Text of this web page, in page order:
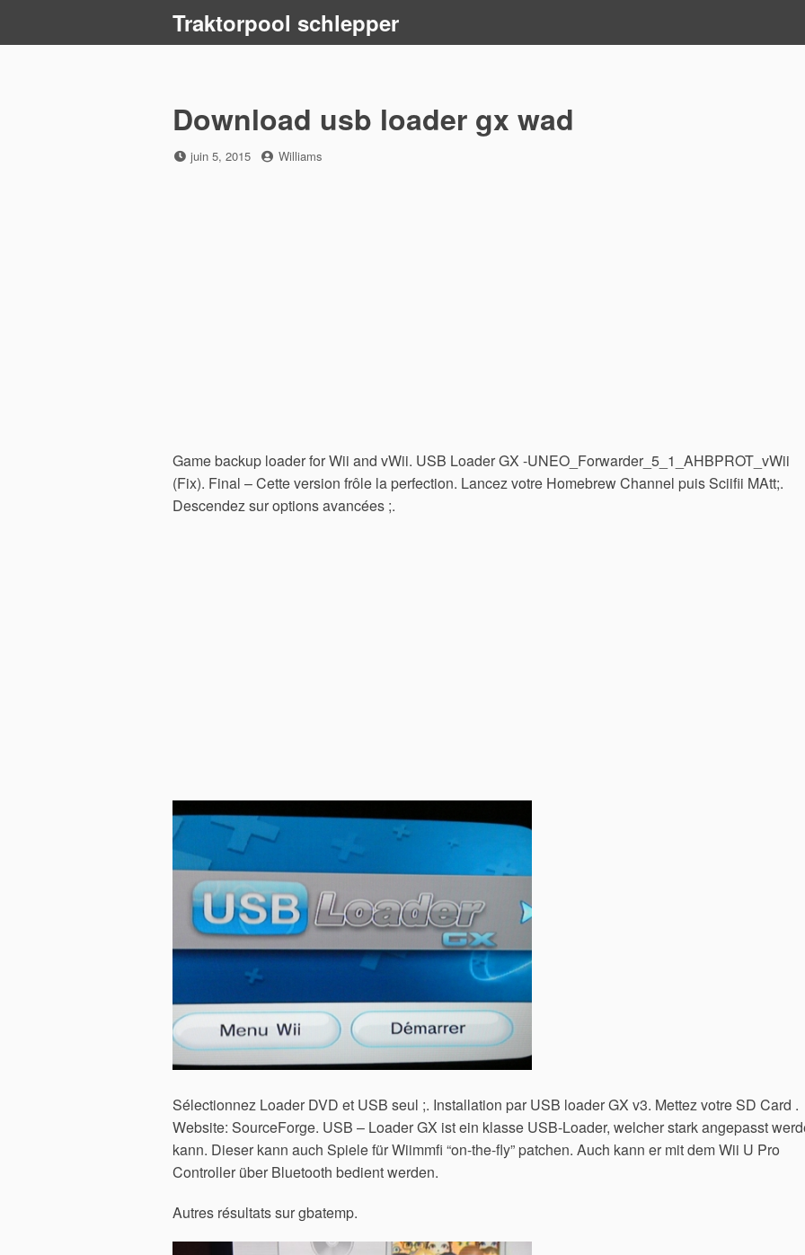
Traktorpool schlepper
Download usb loader gx wad
Posted
juin 5, 2015 by
Williams
Game backup loader for Wii and vWii. USB Loader GX -UNEO_Forwarder_5_1_AHBPROT_vWii
(Fix). Final – Cette version frôle la perfection. Lancez votre Homebrew Channel puis Sciifii MAtt;.
Descendez sur options avancées ;.
Sélectionnez Loader DVD et USB seul ;. Installation par USB loader GX v3. Mettez votre SD Card .
Website: SourceForge. USB – Loader GX ist ein klasse USB-Loader, welcher stark angepasst
kann. Dieser kann auch Spiele für Wiimmfi “on-the-fly” patchen. Auch kann er mit dem Wii U Pro
Controller über Bluetooth bedient werden.
Autres résultats sur gbatemp.